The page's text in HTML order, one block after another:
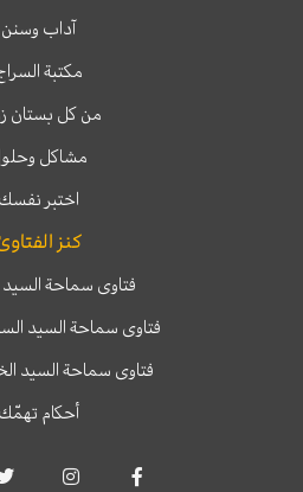
آداب وسنن
مكتبة
من كل بستان
مشاكل
اختبر نفسك
كنز
فتاوى سماحة
فتاوى سماحة السيد
فتاوى سماحة السيد
أحكام تهمّك
a
c
s
i